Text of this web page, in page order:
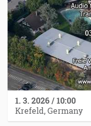
1. 3. 2026 / 10:00
Krefeld, Germany